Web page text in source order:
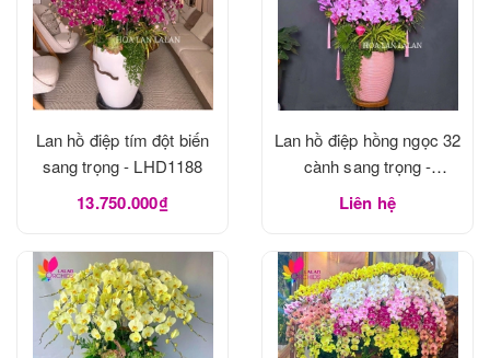
Lan hồ điệp tím đột biến
sang trọng - LHD1188
13.750.000₫
Lan hồ điệp hồng ngọc 32
cành sang trọng -
LHD1188
Liên hệ